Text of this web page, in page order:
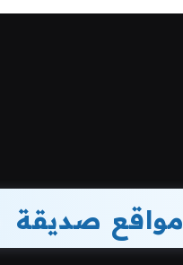
مواقع صديقة